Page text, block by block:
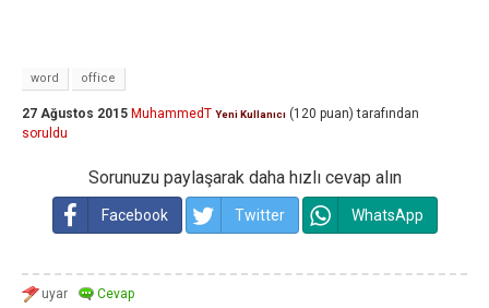
word office
27 Ağustos 2015 MuhammedT Yeni Kullanıcı (120 puan) tarafından
soruldu
Sorunuzu paylaşarak daha hızlı cevap alın
Facebook Twitter WhatsApp